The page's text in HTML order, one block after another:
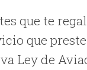
que te
que
Ley de